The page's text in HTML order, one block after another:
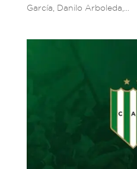
García, Danilo Arboleda,...